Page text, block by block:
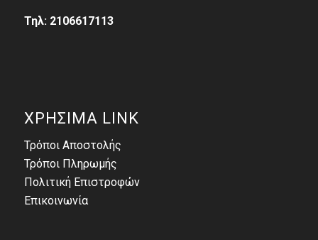
Τηλ: 2106617113
ΧΡΗΣΙΜΑ LINK
Τρόποι Αποστολής
Τρόποι Πληρωμής
Πολιτική Επιστροφών
Επικοινωνία